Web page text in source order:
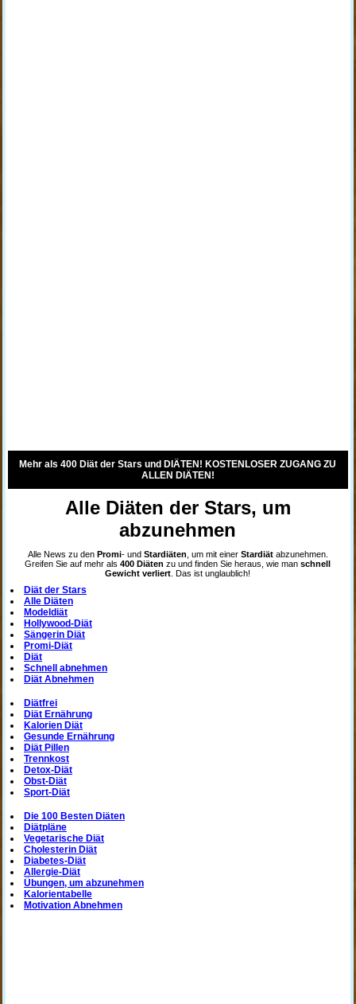
Mehr als 400 Diät der Stars und DIÄTEN! KOSTENLOSER ZUGANG ZU
ALLEN DIÄTEN!
Alle Diäten der Stars, um
abzunehmen
Alle News zu den Promi- und Stardiäten , um mit einer Stardiätabzunehmen.
Greifen Sie auf mehr als400 Diäten zu und finden Sie heraus, wie manschnell
Gewicht verliert . Das ist unglaublich!
Diät der Stars
Alle Diäten
Modeldiät
Hollywood-Diät
Sängerin Diät
Promi-Diät
Diät
Schnell abnehmen
Diät Abnehmen
Diätfrei
Diät Ernährung
Kalorien Diät
Gesunde Ernährung
Diät Pillen
Trennkost
Detox-Diät
Obst-Diät
Sport-Diät
Die 100 Besten Diäten
Diätpläne
Vegetarische Diät
Cholesterin Diät
Diabetes-Diät
Allergie-Diät
Übungen, um abzunehmen
Kalorientabelle
Motivation Abnehmen